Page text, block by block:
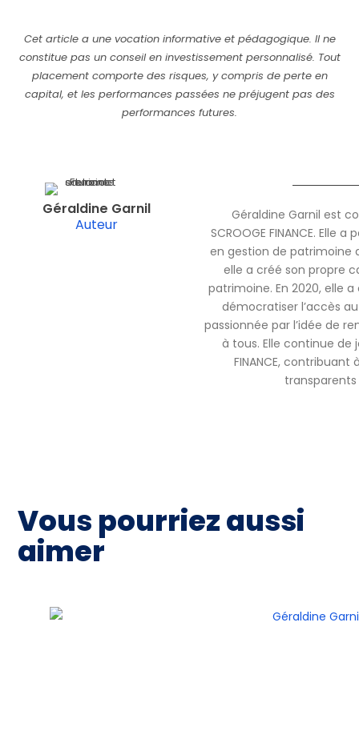
Cet article a une vocation informative et pédagogique. Il ne
constitue pas un conseil en investissement personnalisé. Tout
placement comporte des risques, y compris de perte en
capital, et les performances passées ne préjugent pas des
performances futures.
Géraldine Garnil
Auteur
Géraldine Garnil est
SCROOGE FINANCE. Elle
en gestion de patrimoine
elle a créé son propre
patrimoine. En 2020, elle a
démocratiser l’accès
passionnée par l’idée de
à tous. Elle continue de
FINANCE,
Vous pourriez aussi
aimer